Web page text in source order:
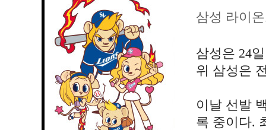
삼성 라이
삼성은 24
위 삼성은
이날 선발
록 중이다.